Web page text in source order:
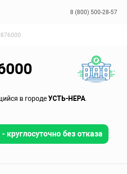
8 (800) 500-28-57
в городеУСТЬ-НЕРА
круглосуточно без отказа